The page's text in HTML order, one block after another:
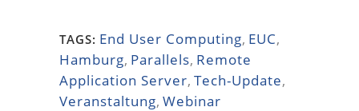
TAGS: End User Computing, EUC,
Hamburg, Parallels, Remote
Application Server, Tech-Update,
Veranstaltung, Webinar